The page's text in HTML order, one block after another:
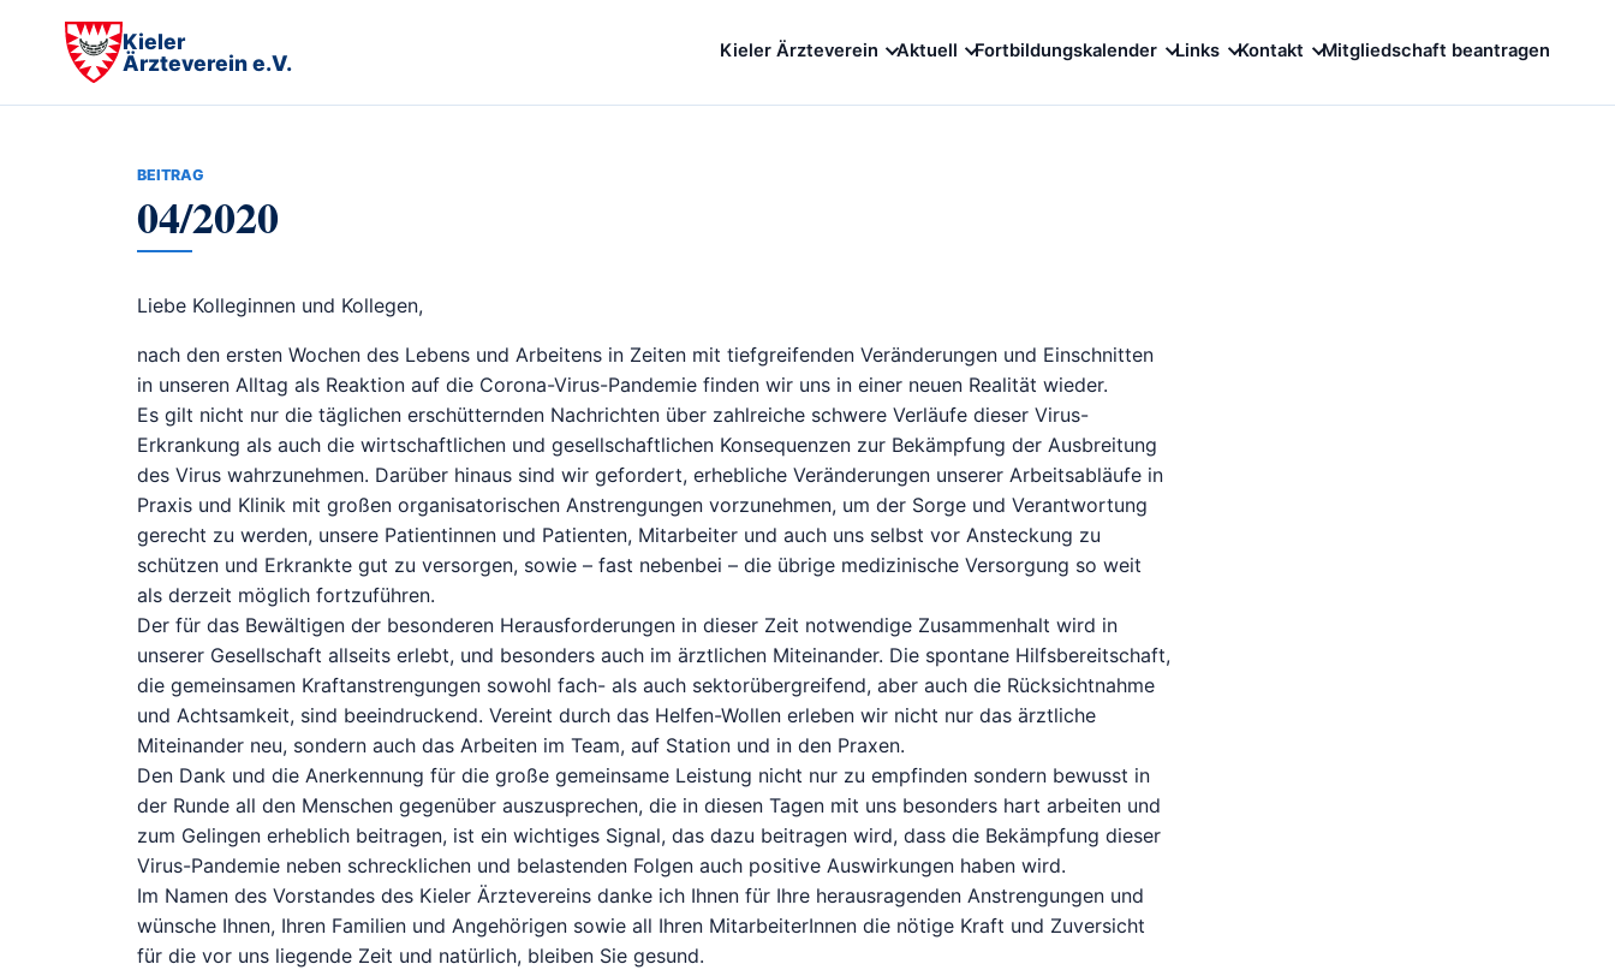
Kieler
Ärzteverein e.V.
Kieler Ärzteverein Aktuell Fortbildungskalender Links Kontakt Mitgliedschaft beantragen
BEITRAG
04/2020
Liebe Kolleginnen und Kollegen,
nach den ersten Wochen des Lebens und Arbeitens in Zeiten mit tiefgreifenden Veränderungen und Einschnitten
in unseren Alltag als Reaktion auf die Corona-Virus-Pandemie finden wir uns in einer neuen Realität wieder.
Es gilt nicht nur die täglichen erschütternden Nachrichten über zahlreiche schwere Verläufe dieser Virus-
Erkrankung als auch die wirtschaftlichen und gesellschaftlichen Konsequenzen zur Bekämpfung der Ausbreitung
des Virus wahrzunehmen. Darüber hinaus sind wir gefordert, erhebliche Veränderungen unserer Arbeitsabläufe in
Praxis und Klinik mit großen organisatorischen Anstrengungen vorzunehmen, um der Sorge und Verantwortung
gerecht zu werden, unsere Patientinnen und Patienten, Mitarbeiter und auch uns selbst vor Ansteckung zu
schützen und Erkrankte gut zu versorgen, sowie – fast nebenbei – die übrige medizinische Versorgung so weit
als derzeit möglich fortzuführen.
Der für das Bewältigen der besonderen Herausforderungen in dieser Zeit notwendige Zusammenhalt wird in
unserer Gesellschaft allseits erlebt, und besonders auch im ärztlichen Miteinander. Die spontane Hilfsbereitschaft,
die gemeinsamen Kraftanstrengungen sowohl fach- als auch sektorübergreifend, aber auch die Rücksichtnahme
und Achtsamkeit, sind beeindruckend. Vereint durch das Helfen-Wollen erleben wir nicht nur das ärztliche
Miteinander neu, sondern auch das Arbeiten im Team, auf Station und in den Praxen.
Den Dank und die Anerkennung für die große gemeinsame Leistung nicht nur zu empfinden sondern bewusst in
der Runde all den Menschen gegenüber auszusprechen, die in diesen Tagen mit uns besonders hart arbeiten und
zum Gelingen erheblich beitragen, ist ein wichtiges Signal, das dazu beitragen wird, dass die Bekämpfung dieser
Virus-Pandemie neben schrecklichen und belastenden Folgen auch positive Auswirkungen haben wird.
Im Namen des Vorstandes des Kieler Ärztevereins danke ich Ihnen für Ihre herausragenden Anstrengungen und
wünsche Ihnen, Ihren Familien und Angehörigen sowie all Ihren MitarbeiterInnen die nötige Kraft und Zuversicht
für die vor uns liegende Zeit und natürlich, bleiben Sie gesund.